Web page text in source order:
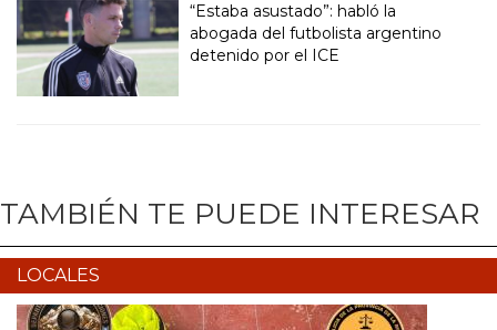
“Estaba asustado”: habló la
abogada del futbolista argentino
detenido por el ICE
TAMBIÉN TE PUEDE INTERESAR
LOCALES